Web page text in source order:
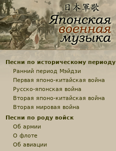
Песни по историческому периоду
Ранний период Мэйдзи
Первая японо-китайская война
Русско-японская война
Вторая японо-китайская война
Вторая мировая война
Песни по роду войск
Об армии
О флоте
Об авиации